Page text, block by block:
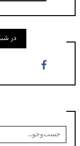
در
جست‌وجو
برای: